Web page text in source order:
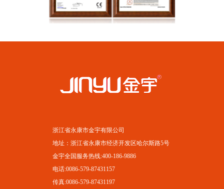
浙江省永康市金宇有限公司
地址：浙江省永康市经济开发区哈尔斯路5号
金宇全国服务热线:400-186-9886
电话:0086-579-87431157
传真:0086-579-87431197